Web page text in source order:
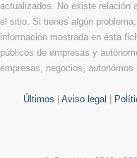
actualizados. No existe relación
el sitio. Si tienes algún
información mostrada en ésta
públicos de empresas y
empresas, negocios,
Últimos Aviso legal